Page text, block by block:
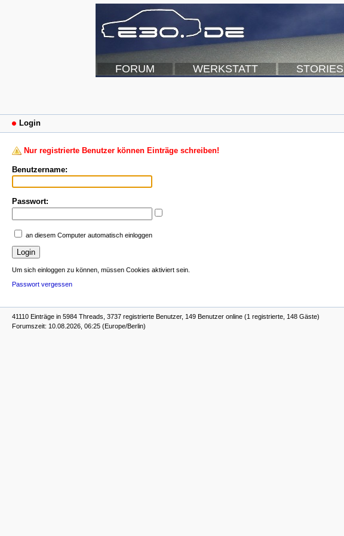
FORUM WERKSTATT STORIES
Login
Nur registrierte Benutzer können Einträge schreiben!
Benutzername:
Passwort:
an diesem Computer automatisch einloggen
Um sich einloggen zu können, müssen Cookies aktiviert sein.
Passwort vergessen
41110 Einträge in 5984 Threads, 3737 registrierte Benutzer, 149 Benutzer online (1 registrierte, 148 Gäste)
Forumszeit: 10.08.2026, 06:25 (Europe/Berlin)